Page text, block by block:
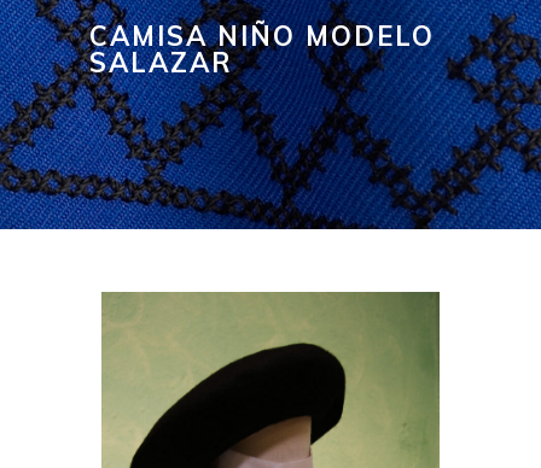
CAMISA NIÑO MODELO
SALAZAR